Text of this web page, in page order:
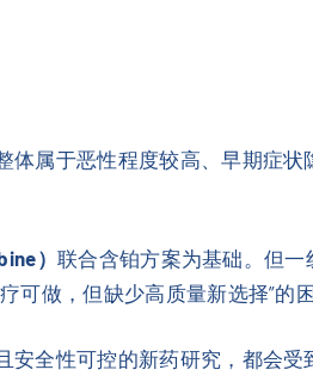
属于恶性程度较高、早期症
） 联合含铂方案为基础。但
可做，但缺少高质量新选择”的困
全性可控的新药研究，都会受